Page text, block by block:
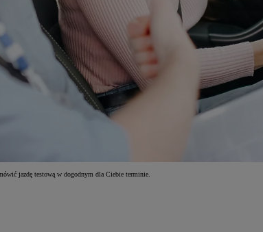
jazdę testową w dogodnym dla Ciebie terminie.